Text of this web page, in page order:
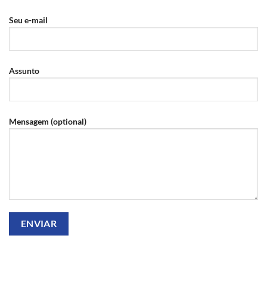
Seu e-mail
Assunto
Mensagem (optional)